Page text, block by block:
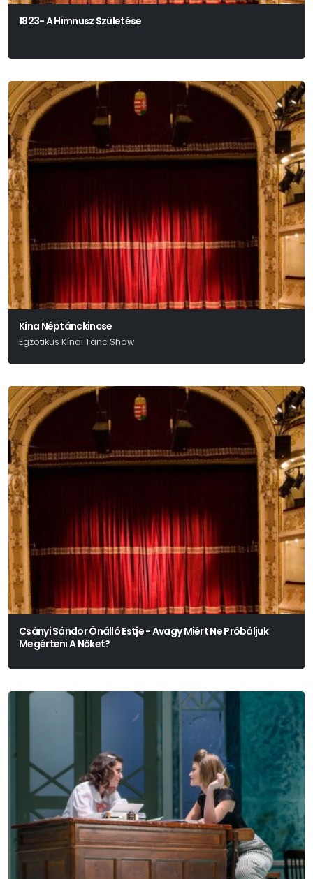
1823- A Himnusz Születése
Kína Néptánckincse
Egzotikus Kínai Tánc Show
Csányi Sándor Önálló Estje - Avagy Miért Ne Próbáljuk
Megérteni A Nőket?